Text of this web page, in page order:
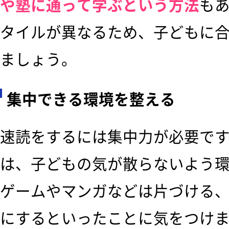
や塾に通って学ぶという方法も
タイルが異なるため、子どもに
ましょう。
集中できる環境を整える
速読をするには集中力が必要で
は、子どもの気が散らないよう
ゲームやマンガなどは片づける
にするといったことに気をつけ